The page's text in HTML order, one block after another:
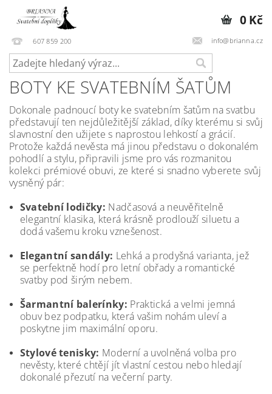
607 859 200 info@brianna.cz
0 Kč
BOTY KE SVATEBNÍM ŠATŮM
Dokonale padnoucí boty ke svatebním šatům na svatbu
představují ten nejdůležitější základ, díky kterému si svůj
slavnostní den užijete s naprostou lehkostí a grácií.
Protože každá nevěsta má jinou představu o dokonalém
pohodlí a stylu, připravili jsme pro vás rozmanitou
kolekci prémiové obuvi, ze které si snadno vyberete svůj
vysněný pár:
Svatební lodičky: Nadčasová a neuvěřitelně
elegantní klasika, která krásně prodlouží siluetu a
dodá vašemu kroku vznešenost.
Elegantní sandály: Lehká a prodyšná varianta, jež
se perfektně hodí pro letní obřady a romantické
svatby pod širým nebem.
Šarmantní balerínky: Praktická a velmi jemná
obuv bez podpatku, která vašim nohám uleví a
poskytne jim maximální oporu.
Stylové tenisky: Moderní a uvolněná volba pro
nevěsty, které chtějí jít vlastní cestou nebo hledají
dokonalé přezutí na večerní party.